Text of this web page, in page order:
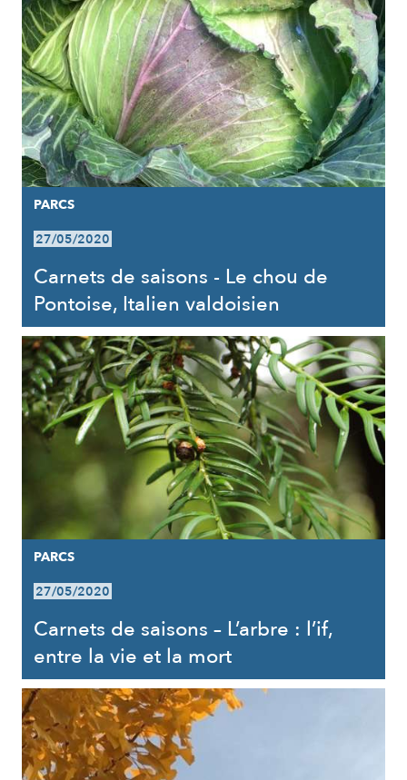
PARCS
27/05/2020
Carnets de saisons - Le chou de
Pontoise, Italien valdoisien
PARCS
27/05/2020
Carnets de saisons – L’arbre : l’if,
entre la vie et la mort